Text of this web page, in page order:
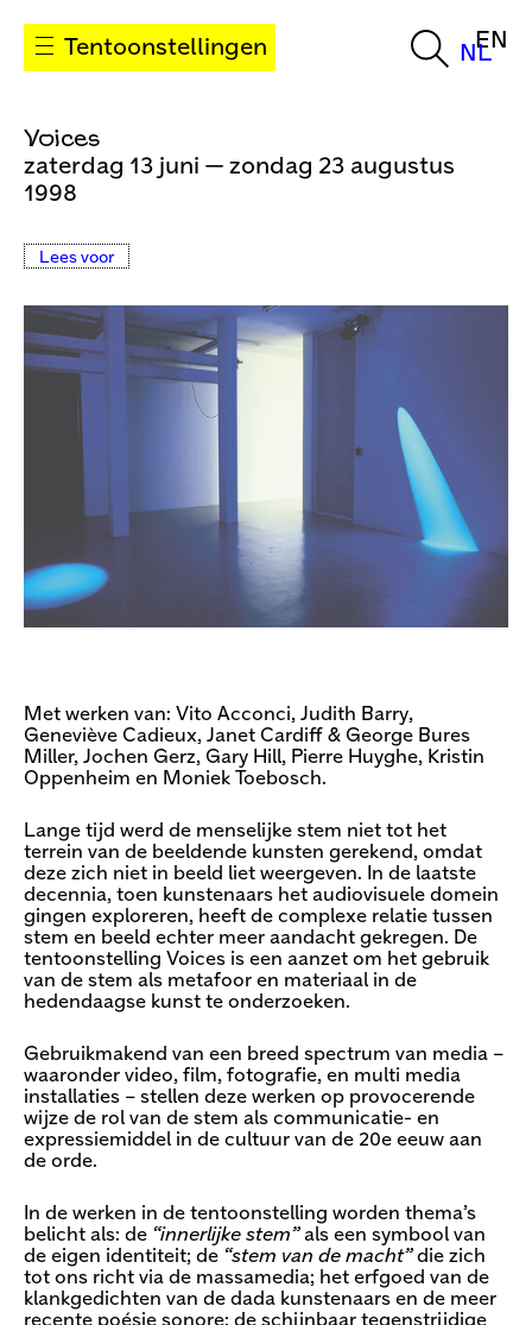
Tentoonstellingen NL
EN
Voices
zaterdag 13 juni — zondag 23 augustus
1998
Lees voor
Met werken van: Vito Acconci, Judith Barry,
Geneviève Cadieux, Janet Cardiff & George Bures
Miller, Jochen Gerz, Gary Hill, Pierre Huyghe, Kristin
Oppenheim en Moniek Toebosch.
Lange tijd werd de menselijke stem niet tot het
terrein van de beeldende kunsten gerekend, omdat
deze zich niet in beeld liet weergeven. In de laatste
decennia, toen kunstenaars het audiovisuele domein
gingen exploreren, heeft de complexe relatie tussen
stem en beeld echter meer aandacht gekregen. De
tentoonstelling Voices is een aanzet om het gebruik
van de stem als metafoor en materiaal in de
hedendaagse kunst te onderzoeken.
Gebruikmakend van een breed spectrum van media –
waaronder video, film, fotografie, en multi media
installaties – stellen deze werken op provocerende
wijze de rol van de stem als communicatie- en
expressiemiddel in de cultuur van de 20e eeuw aan
de orde.
In de werken in de tentoonstelling worden thema’s
belicht als: de “innerlijke stem”als een symbool van
de eigen identiteit; de “stem van de macht”die zich
tot ons richt via de massamedia; het erfgoed van de
klankgedichten van de dada kunstenaars en de meer
recente poésie sonore; de schijnbaar tegenstrijdige